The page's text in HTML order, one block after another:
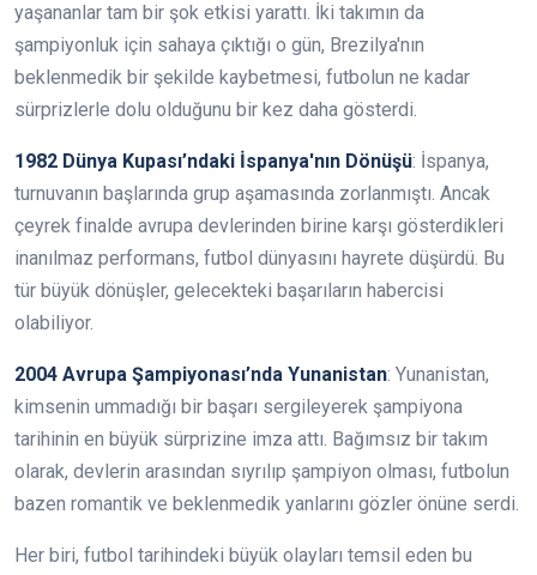
yaşananlar tam bir şok etkisi yarattı. İki takımın da
şampiyonluk için sahaya çıktığı o gün, Brezilya'nın
beklenmedik bir şekilde kaybetmesi, futbolun ne kadar
sürprizlerle dolu olduğunu bir kez daha gösterdi.
1982 Dünya Kupası’ndaki İspanya'nın Dönüşü: İspanya,
turnuvanın başlarında grup aşamasında zorlanmıştı. Ancak
çeyrek finalde avrupa devlerinden birine karşı gösterdikleri
inanılmaz performans, futbol dünyasını hayrete düşürdü. Bu
tür büyük dönüşler, gelecekteki başarıların habercisi
olabiliyor.
2004 Avrupa Şampiyonası’nda Yunanistan: Yunanistan,
kimsenin ummadığı bir başarı sergileyerek şampiyona
tarihinin en büyük sürprizine imza attı. Bağımsız bir takım
olarak, devlerin arasından sıyrılıp şampiyon olması, futbolun
bazen romantik ve beklenmedik yanlarını gözler önüne serdi.
Her biri, futbol tarihindeki büyük olayları temsil eden bu